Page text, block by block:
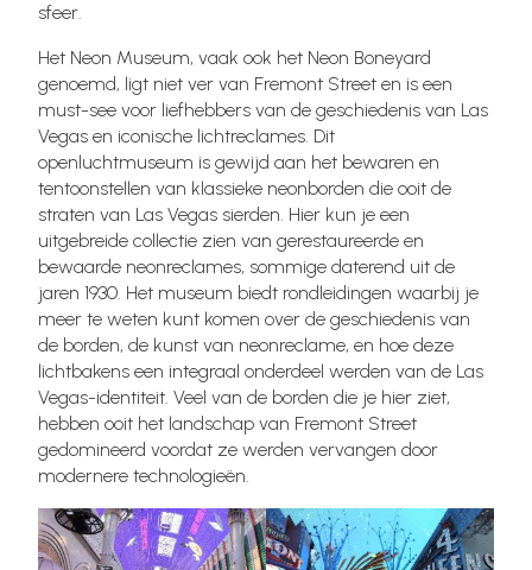
sfeer.
Het Neon Museum, vaak ook het Neon Boneyard
genoemd, ligt niet ver van Fremont Street en is een
must-see voor liefhebbers van de geschiedenis van Las
Vegas en iconische lichtreclames. Dit
openluchtmuseum is gewijd aan het bewaren en
tentoonstellen van klassieke neonborden die ooit de
straten van Las Vegas sierden. Hier kun je een
uitgebreide collectie zien van gerestaureerde en
bewaarde neonreclames, sommige daterend uit de
jaren 1930. Het museum biedt rondleidingen waarbij je
meer te weten kunt komen over de geschiedenis van
de borden, de kunst van neonreclame, en hoe deze
lichtbakens een integraal onderdeel werden van de Las
Vegas-identiteit. Veel van de borden die je hier ziet,
hebben ooit het landschap van Fremont Street
gedomineerd voordat ze werden vervangen door
modernere technologieën.